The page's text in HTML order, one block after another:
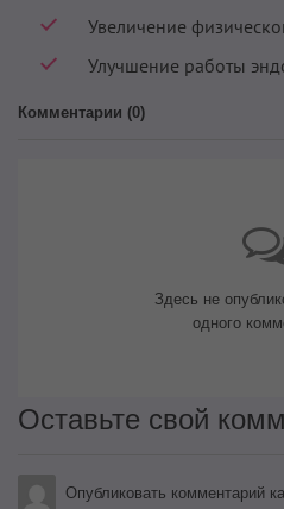
Увеличение
Улучшение работы
Комментарии (0)
Здесь не
одного
Оставьте свой
Опубликовать комментарий